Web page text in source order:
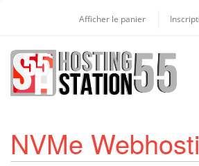
Afficher le panier
NVMe